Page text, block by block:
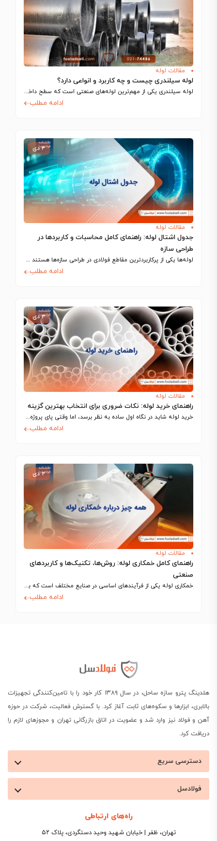
مقالات لوله
لوله سیلندری چیست و چه کاربرد و انواعی دارد؟
لوله سیلندری یکی از مهم‌ترین لوله‌های صنعتی است که سطح داخلی بسیار صیقلی دارد…
ادامه مطلب
۴ دی
مقالات لوله
جدول اشتال لوله: راهنمای کامل محاسبات و کاربردها در
طراحی سازه
لوله‌ها یکی از پرکاربردترین مقاطع فولادی در طراحی سازه‌ها هستند که به‌دلیل استحکام، وزن…
ادامه مطلب
۳ دی
مقالات لوله
راهنمای خرید لوله: نکات ضروری برای انتخاب بهترین گزینه
خرید لوله شاید در نگاه اول ساده به نظر برسد، اما وقتی پای پروژه‌های…
ادامه مطلب
۲ دی
مقالات لوله
راهنمای کامل خمکاری لوله: روش‌ها، تکنیک‌ها و کاربردهای
صنعتی
خمکاری لوله یکی از فرآیندهای اساسی در صنایع مختلف است که به کمک آن،…
ادامه مطلب
هلدینگ پترو سازه ساحل، در سال ۱۳۸۹ کار خود را با تامین‌کنندگی تجهیزات
بالابری، ابزارها و سکوه‌های ثابت آغاز کرد. با گسترش فعالیت، شرکت در حوزه
آهن و فولاد نیز وارد شد و عضویت در اتاق بازرگانی تهران و مجوزهای لازم را
دریافت کرد.
دسترسی سریع
فولادسل
راه‌های ارتباطی
تهران، ظفر | خیابان شهید وحید دستگردی، پلاک ۵۲